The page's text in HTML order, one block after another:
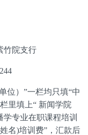
竹院支行
位） ”一栏均只填“中
栏里填上“ 新闻学院
专业在职课程培训
名)培训费” ，汇款后